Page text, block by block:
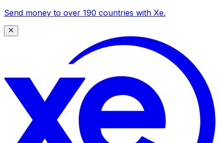
Send money to over 190 countries with Xe.